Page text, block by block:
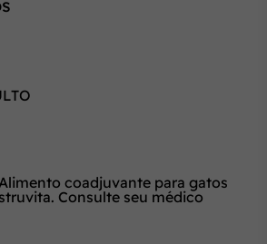
Alimento coadjuvante para gatos
Consulte seu médico